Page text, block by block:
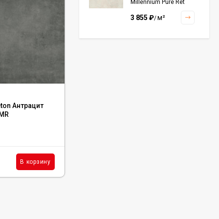
Антрацит
В корзину
Millennium Pure Ret
3 855 ₽/м²